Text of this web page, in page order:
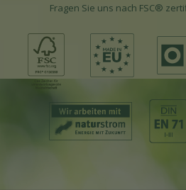
Fragen Sie uns nach FSC®